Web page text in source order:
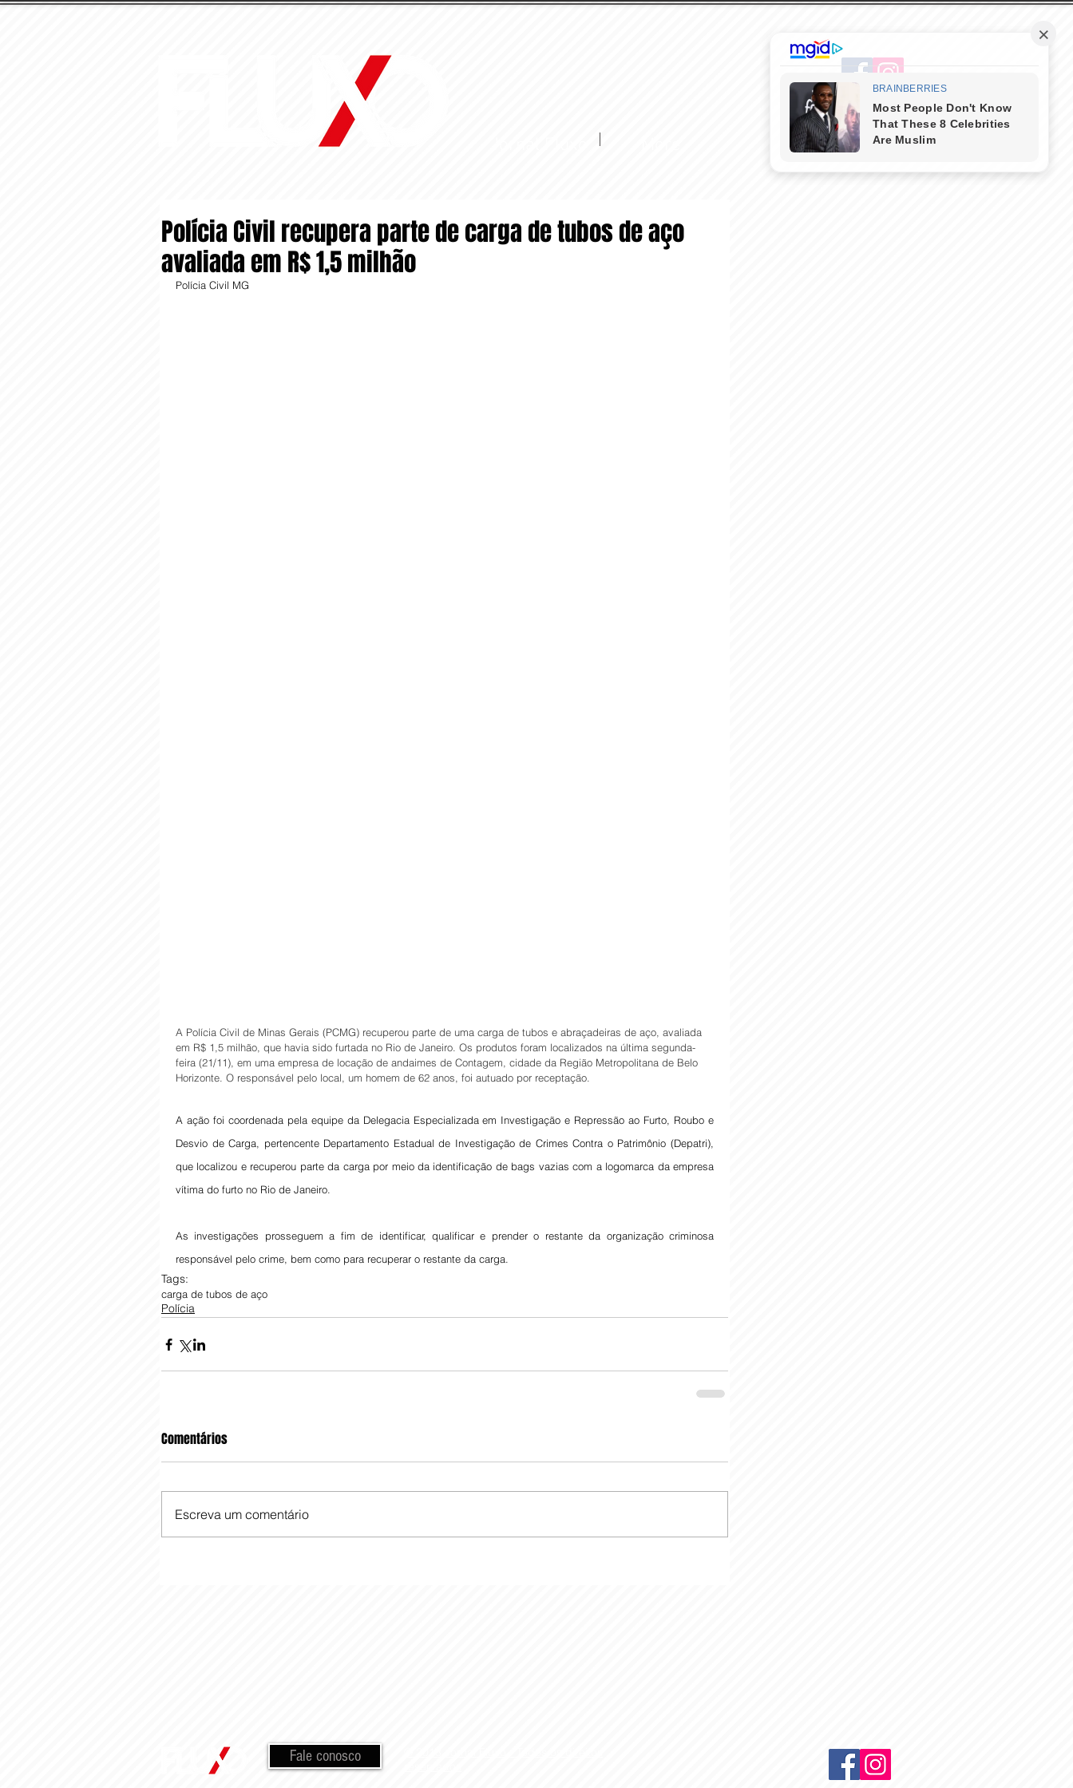
Polícia Civil recupera parte de carga de tubos de aço
avaliada em R$ 1,5 milhão
Polícia Civil MG
A Polícia Civil de Minas Gerais (PCMG) recuperou parte de uma carga de tubos e abraçadeiras de aço, avaliada
em R$ 1,5 milhão, que havia sido furtada no Rio de Janeiro. Os produtos foram localizados na última segunda-
feira (21/11), em uma empresa de locação de andaimes de Contagem, cidade da Região Metropolitana de Belo
Horizonte. O responsável pelo local, um homem de 62 anos, foi autuado por receptação.
A ação foi coordenada pela equipe da Delegacia Especializada em Investigação e Repressão ao Furto, Roubo e
Desvio de Carga, pertencente Departamento Estadual de Investigação de Crimes Contra o Patrimônio (Depatri),
que localizou e recuperou parte da carga por meio da identificação de bags vazias com a logomarca da empresa
vítima do furto no Rio de Janeiro.
As investigações prosseguem a fim de identificar, qualificar e prender o restante da organização criminosa
responsável pelo crime, bem como para recuperar o restante da carga.
Tags:
carga de tubos de aço
Polícia
Comentários
Escreva um comentário
Fale conosco